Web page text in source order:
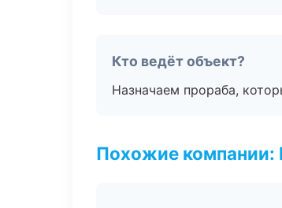
Кто ведёт объект?
Назначаем прораба,
Похожие компании: